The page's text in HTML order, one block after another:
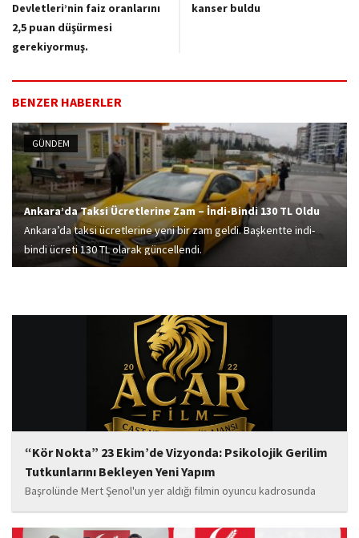
Devletleri’nin faiz oranlarını
2,5 puan düşürmesi
gerekiyormuş.
kanser buldu
BENZER HABERLER
GÜNDEM
Ankara’da Taksi Ücretlerine Zam – İndi-Bindi 130 TL Oldu
Ankara’da taksi ücretlerine yeni bir zam geldi. Başkentte indi-
bindi ücreti 130 TL olarak güncellendi.
“Kör Nokta” 23 Ekim’de Vizyonda: Psikolojik Gerilim
Tutkunlarını Bekleyen Yeni Yapım
Başrolünde Mert Şenol'un yer aldığı filmin oyuncu kadrosunda
Esma Kıyanç, Ayşe Aktaş, Berna Kıyanç, Gökay Alpaslan Şahin,
Sema Yaldıran, Sıla Altıntaş, İsmail Akkoç, Celal Acar ve çocuk